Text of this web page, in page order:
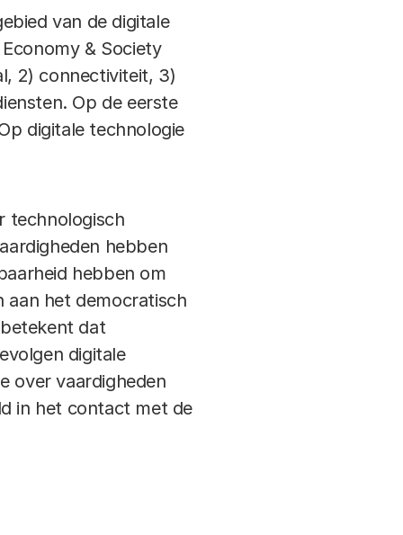
van de digitale
& Society
2) connectiviteit, 3)
Op de eerste
digitale technologie
technologisch
hebben
hebben om
aan het democratisch
dat
digitale
over vaardigheden
in het contact met de